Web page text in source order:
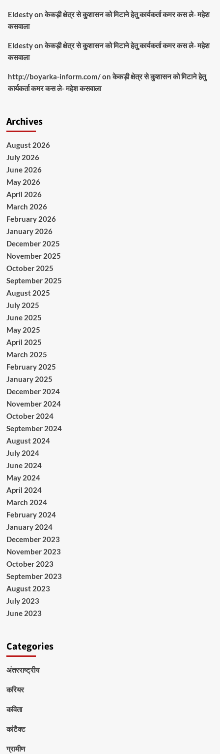
Eldestyonकेकड़ी क्षेत्र से कुशासन को मिटाने हेतु कार्यकर्ता कमर कस ले- महेश
कसवाला
Eldestyonकेकड़ी क्षेत्र से कुशासन को मिटाने हेतु कार्यकर्ता कमर कस ले- महेश
कसवाला
http://boyarka-inform.com/onकेकड़ी क्षेत्र से कुशासन को मिटाने हेतु
कार्यकर्ता कमर कस ले- महेश कसवाला
Archives
August 2026
July 2026
June 2026
May 2026
April 2026
March 2026
February 2026
January 2026
December 2025
November 2025
October 2025
September 2025
August 2025
July 2025
June 2025
May 2025
April 2025
March 2025
February 2025
January 2025
December 2024
November 2024
October 2024
September 2024
August 2024
July 2024
June 2024
May 2024
April 2024
March 2024
February 2024
January 2024
December 2023
November 2023
October 2023
September 2023
August 2023
July 2023
June 2023
Categories
अंतरराष्ट्रीय
करियर
कविता
कांटैक्ट
ग्रामीण